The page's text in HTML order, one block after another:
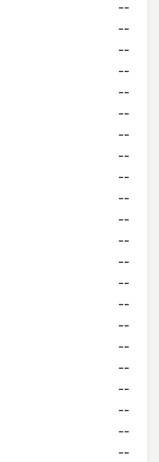
--
--
--
--
--
--
--
--
--
--
--
--
--
--
--
--
--
--
--
--
--
--